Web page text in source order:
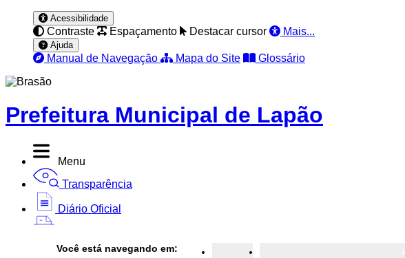
Acessibilidade
Contraste Espaçamento Destacar cursor Mais...
Ajuda
Manual de Navegação Mapa do Site Glossário
Prefeitura Municipal de Lapão
Menu
Transparência
Diário Oficial
Você está navegando em: